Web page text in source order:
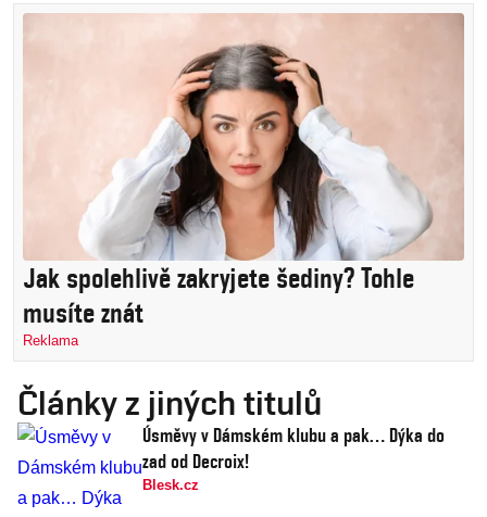
Jak spolehlivě zakryjete šediny? Tohle
musíte znát
Reklama
Články z jiných titulů
Úsměvy v Dámském klubu a pak… Dýka do
zad od Decroix!
Blesk.cz